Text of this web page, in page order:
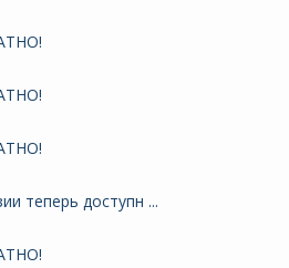
теперь доступн ...